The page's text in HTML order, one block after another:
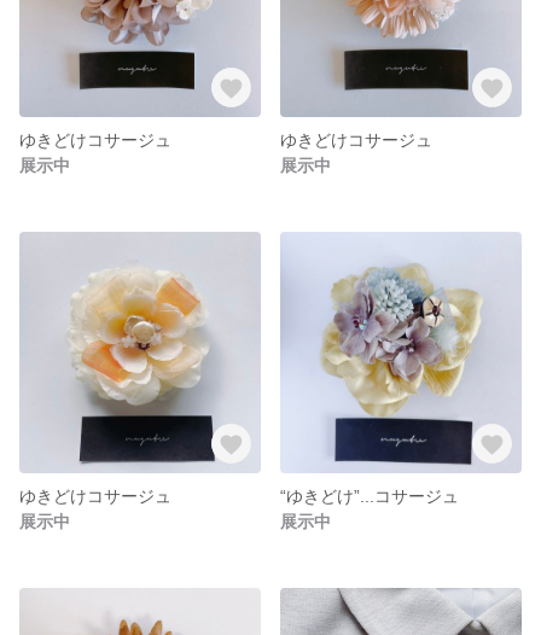
ゆきどけコサージュ
展示中
ゆきどけコサージュ
展示中
ゆきどけコサージュ
展示中
“ゆきどけ”...コサージュ
展示中